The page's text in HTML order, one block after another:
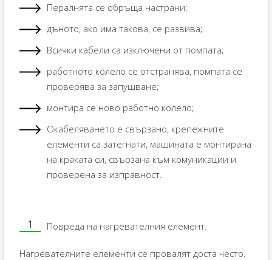
Пералнята се обръща настрани;
дъното, ако има такова, се развива;
Всички кабели са изключени от помпата;
работното колело се отстранява, помпата се
проверява за запушване;
монтира се ново работно колело;
Окабеляването е свързано, крепежните
елементи са затегнати, машината е монтирана
на краката си, свързана към комуникации и
проверена за изправност.
Повреда на нагревателния елемент.
Нагревателните елементи се провалят доста често.